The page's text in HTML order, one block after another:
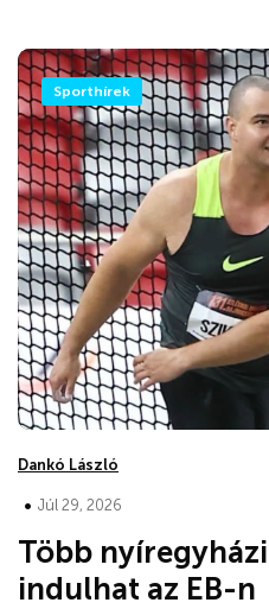
Sporthírek
Dankó László
• Júl 29, 2026
Több
indulhat az EB-n